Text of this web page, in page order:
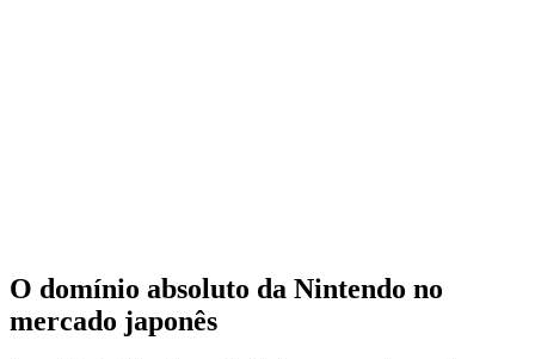
O domínio absoluto da Nintendo no
mercado japonês